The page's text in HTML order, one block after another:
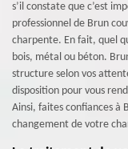
s’il constate que c’est
professionnel de Brun
charpente. En fait, quel
bois, métal ou béton.
structure selon vos
disposition pour vous
Ainsi, faites confiances à
changement de votre